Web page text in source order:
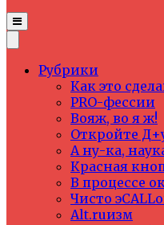
Рубрики
Как это
PRO-фессии
Вояж, во я ж!
Откройте
А ну-ка,
Красная
В процессе
Чисто
Alt.ruизм